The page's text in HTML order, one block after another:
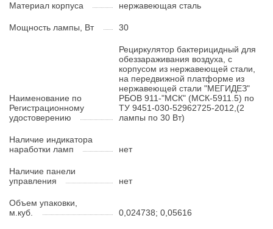
Материал корпуса нержавеющая сталь
Мощность лампы, Вт 30
Наименование по
Регистрационному
удостоверению
Рециркулятор бактерицидный для
обеззараживания воздуха, с
корпусом из нержавеющей стали,
на передвижной платформе из
нержавеющей стали "МЕГИДЕЗ"
РБОВ 911-"МСК" (МСК-5911.5) по
ТУ 9451-030-52962725-2012,(2
лампы по 30 Вт)
Наличие индикатора
наработки ламп
нет
Наличие панели
управления
нет
Объем упаковки,
м.куб.
0,024738; 0,05616